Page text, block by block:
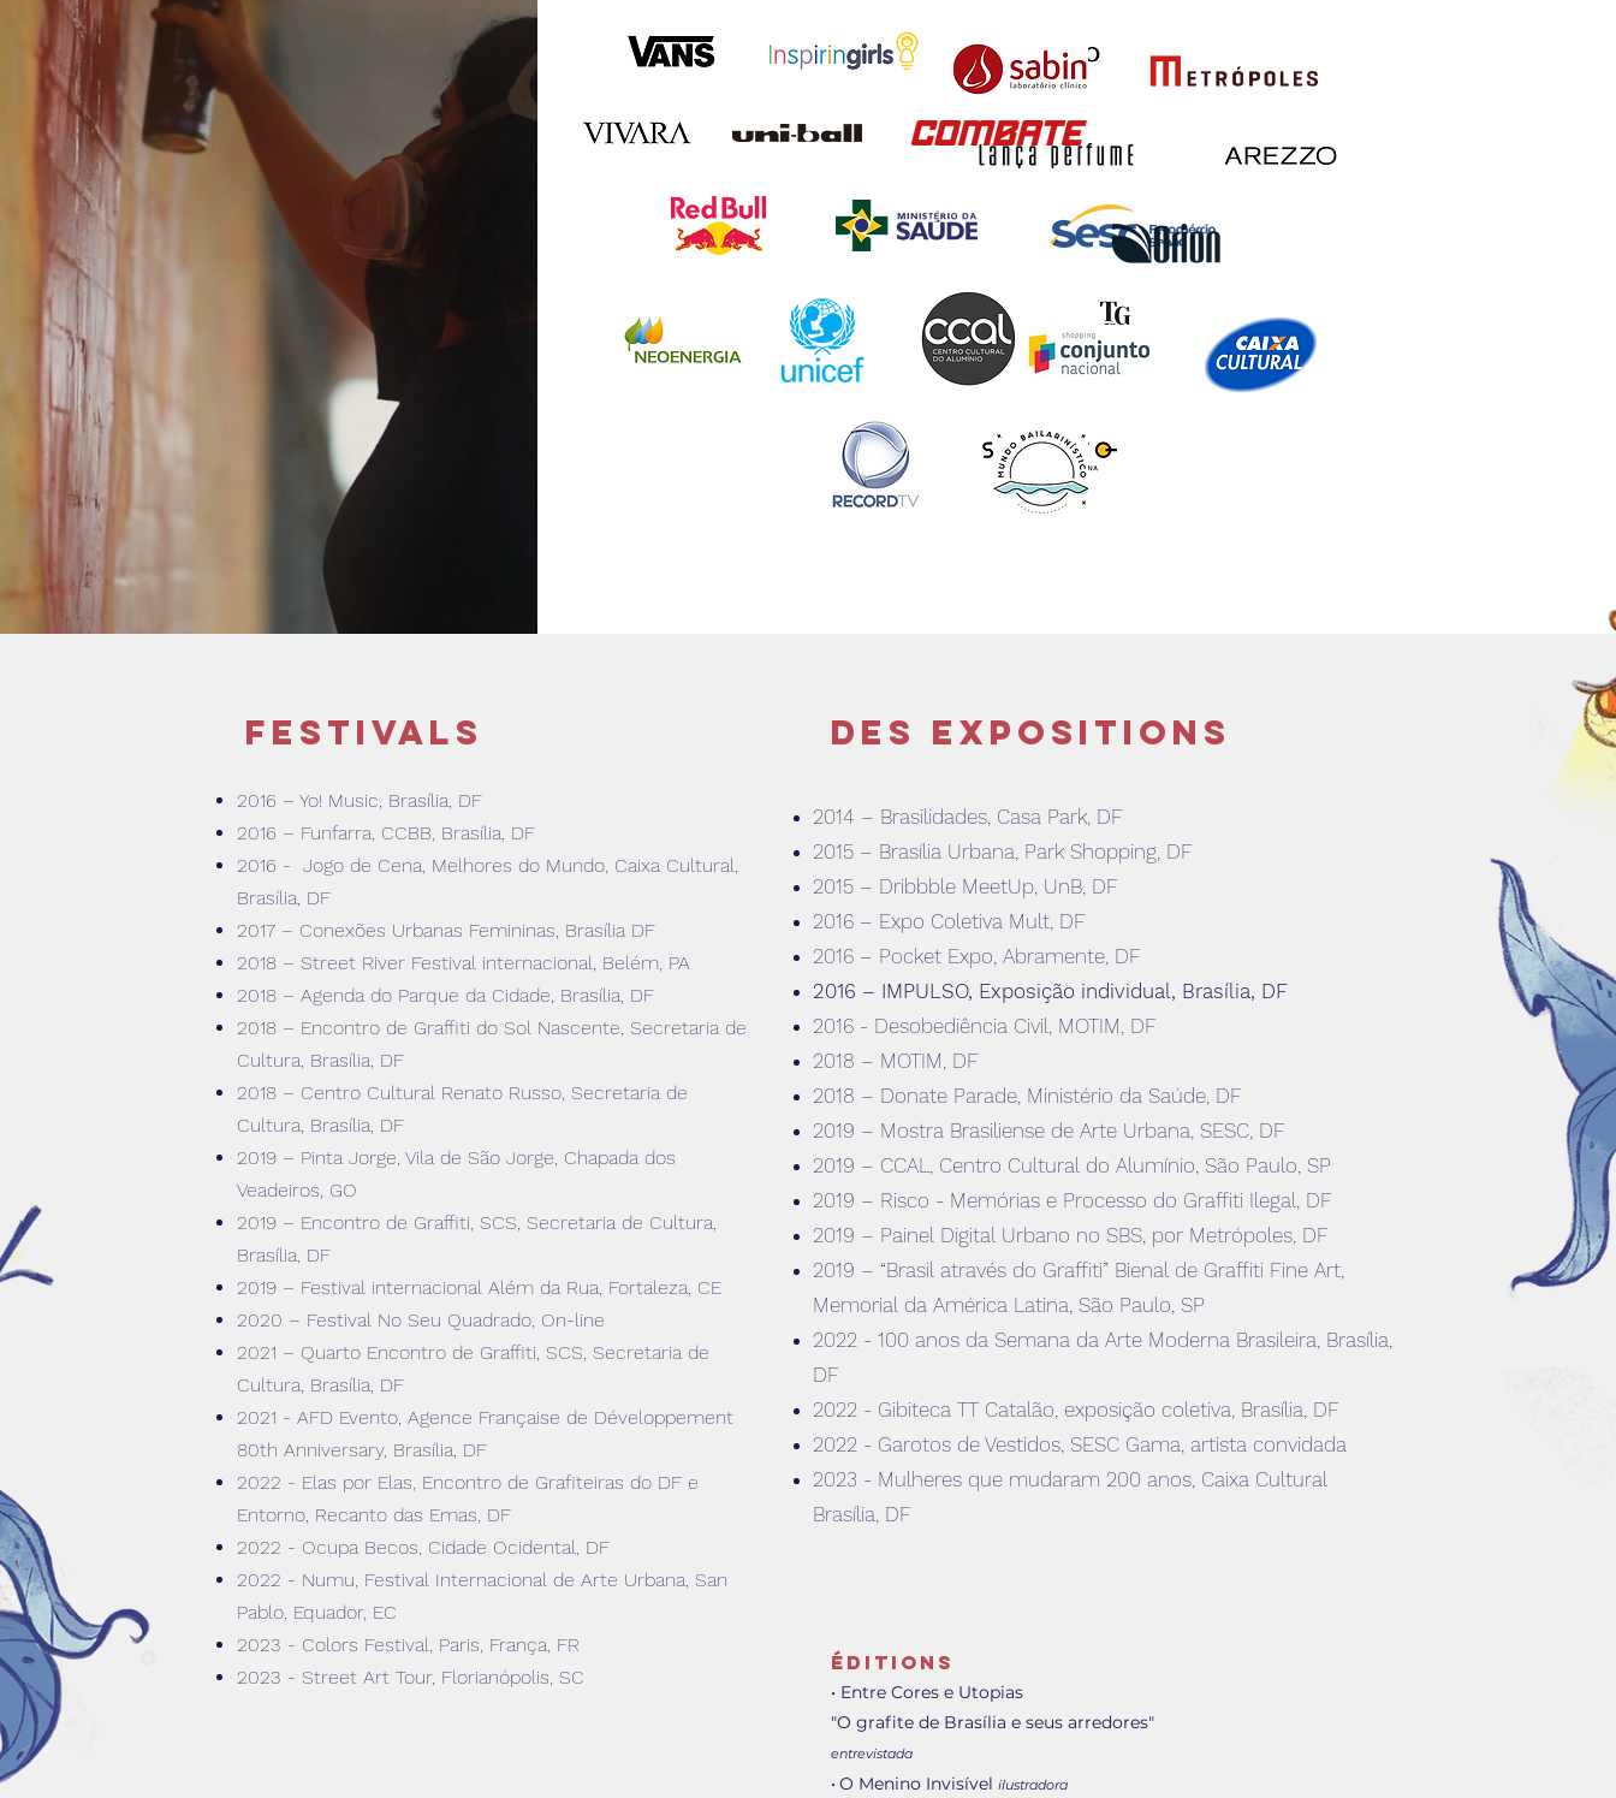
2016 – Yo! Music, Brasília, DF
2016 – Funfarra, CCBB, Brasília, DF
2016 - Jogo de Cena, Melhores do Mundo, Caixa Cultural,
Brasília, DF
2017 – Conexões Urbanas Femininas, Brasília DF
2018 – Street River Festival internacional, Belém, PA
2018 – Agenda do Parque da Cidade, Brasília, DF
2018 – Encontro de Graffiti do Sol Nascente, Secretaria de
Cultura, Brasília, DF
2018 – Centro Cultural Renato Russo, Secretaria de
Cultura, Brasília, DF
2019 – Pinta Jorge, Vila de São Jorge, Chapada dos
Veadeiros, GO
2019 – Encontro de Graffiti, SCS, Secretaria de Cultura,
Brasília, DF
2019 – Festival internacional Além da Rua, Fortaleza, CE
2020 – Festival No Seu Quadrado, On-line
2021 – Quarto Encontro de Graffiti, SCS, Secretaria de
Cultura, Brasília, DF
2021 - AFD Evento, Agence Française de Développement
80th Anniversary, Brasília, DF
2022 - Elas por Elas, Encontro de Grafiteiras do DF e
Entorno, Recanto das Emas, DF
2022 - Ocupa Becos, Cidade Ocidental, DF
2022 - Numu, Festival Internacional de Arte Urbana, San
Pablo, Equador, EC
2023 - Colors Festival, Paris, França, FR
2023 - Street Art Tour, Florianópolis , SC
festivals des expositions
2014 – Brasilidades, Casa Park, DF
2015 – Brasília Urbana, Park Shopping, DF
2015 – Dribbble MeetUp, UnB, DF
2016 – Expo Coletiva Mult, DF
2016 – Pocket Expo, Abramente, DF
2016 – IMPULSO, Exposição individual, Brasília, DF
2016 - Desobediência Civil, MOTIM, DF
2018 – MOTIM, DF
2018 – Donate Parade, Ministério da Saúde, DF
2019 – Mostra Brasiliense de Arte Urbana, SESC, DF
2019 – CCAL, Centro Cultural do Alumínio, São Paulo, SP
2019 – Risco - Memórias e Processo do Graffiti Ilegal, DF
2019 – Painel Digital Urbano no SBS, por Metrópoles, DF
2019 – “Brasil através do Graffiti” Bienal de Graffiti Fine Art,
Memorial da América Latina, São Paulo, SP
2022 - 100 anos da Semana da Arte Moderna Brasileira, Brasília,
DF
2022 - Gibiteca TT Catalão, exposição coletiva, Brasília, DF
2022 - Garotos de Vestidos, SESC Gama, artista convidada
2023 - Mulheres que mudaram 200 anos, Caixa Cultural
Brasília, DF
éditions
• Entre Cores e Utopias
"O grafite de Brasília e seus arredores"
entrevistada
• O Menino Invisível ilustradora